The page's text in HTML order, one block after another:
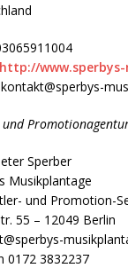
http://
und
Sperber
Musikplantage
und Promotion-
55 – 12049 Berlin
0172 3832237